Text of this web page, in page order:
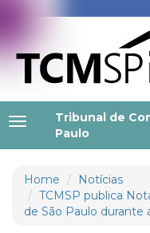
Tribunal de
Paulo
Home
Notícias
TCMSP publica
de São Paulo durante